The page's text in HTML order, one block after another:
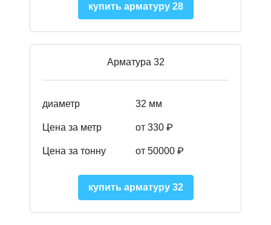
купить арматуру 28
Арматура 32
диаметр 32 мм
Цена за метр от 330 ₽
Цена за тонну от 50000 ₽
купить арматуру 32